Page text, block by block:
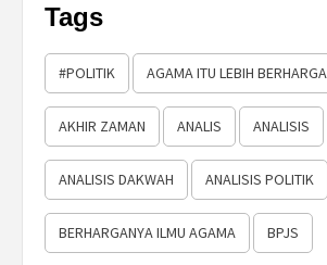
Tags
#POLITIK AGAMA ITU LEBIH BERHARGA
AKHIR ZAMAN ANALIS ANALISIS
ANALISIS DAKWAH ANALISIS POLITIK
BERHARGANYA ILMU AGAMA BPJS